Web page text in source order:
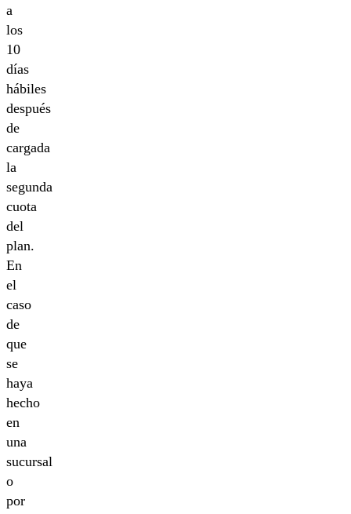
a
los
10
días
hábiles
después
de
cargada
la
segunda
cuota
del
plan.
En
el
caso
de
que
se
haya
hecho
en
una
sucursal
o
por